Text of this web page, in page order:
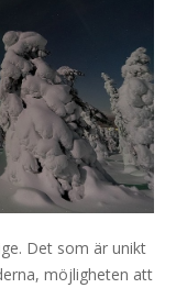
Det som är unikt
möjligheten att